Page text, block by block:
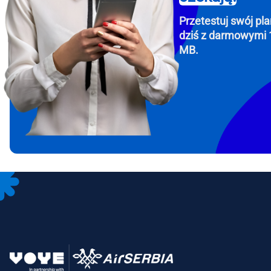
To
Then,
in
Przetestuj swój
dziś z darmowymi
MB.